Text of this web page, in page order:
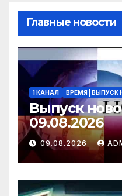
Главные новости
1 КАНАЛ ВРЕМЯ | ВЫПУСК
Выпуск
09.08.2026
09.08.2026